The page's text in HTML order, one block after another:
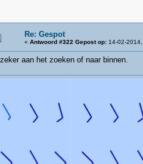
Re: Gespot
« Antwoord #322 Gepost op: 14-02-
aan het zoeken of naar binnen.